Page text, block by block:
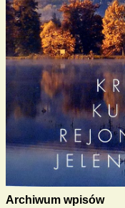
Archiwum wpisów